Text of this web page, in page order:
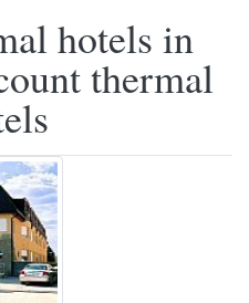
hotels in
thermal